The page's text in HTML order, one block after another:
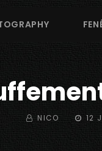
BY NICO 12